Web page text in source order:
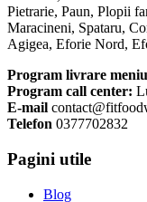
Pietrarie, Paun, Plopii
Maracineni, Spataru,
Agigea, Eforie Nord,
Program livrare
Program call center:
E-mail
Telefon 0377702832
Pagini utile
Blog